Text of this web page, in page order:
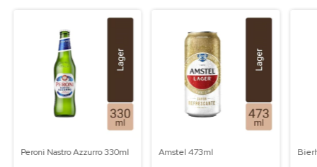
Peroni Nastro Azzurro 330ml Amstel 473ml